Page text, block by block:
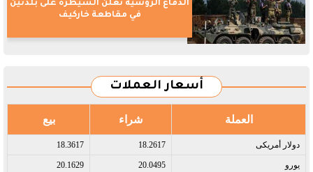
الدفاع الروسية تعلن السيطرة على بلدتين
في مقاطعة خاركيف
أسعار العملات
العملة شراء بيع
دولار أمريكى​ 18.2617
18.3617
يورو​ 20.0495
20.1629